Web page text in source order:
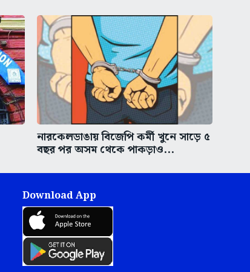
নারকেলডাঙায় বিজেপি কর্মী খুনে সাড়ে ৫
বছর পর অসম থেকে পাকড়াও...
Download App